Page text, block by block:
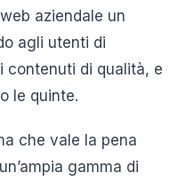
aziendale un
agli utenti di
contenuti di qualità, e
le quinte.
che vale la pena
gamma di